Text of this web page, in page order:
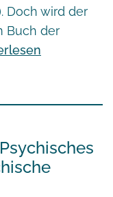
Doch wird der
Buch der